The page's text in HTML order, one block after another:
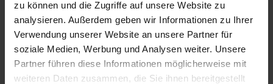
zu können und die Zugriffe auf unsere Website zu
analysieren. Außerdem geben wir Informationen zu Ihrer
Verwendung unserer Website an unsere Partner für
soziale Medien, Werbung und Analysen weiter. Unsere
Partner führen diese Informationen möglicherweise mit
weiteren Daten zusammen, die Sie ihnen bereitgestellt
IHRE NACHRICHT